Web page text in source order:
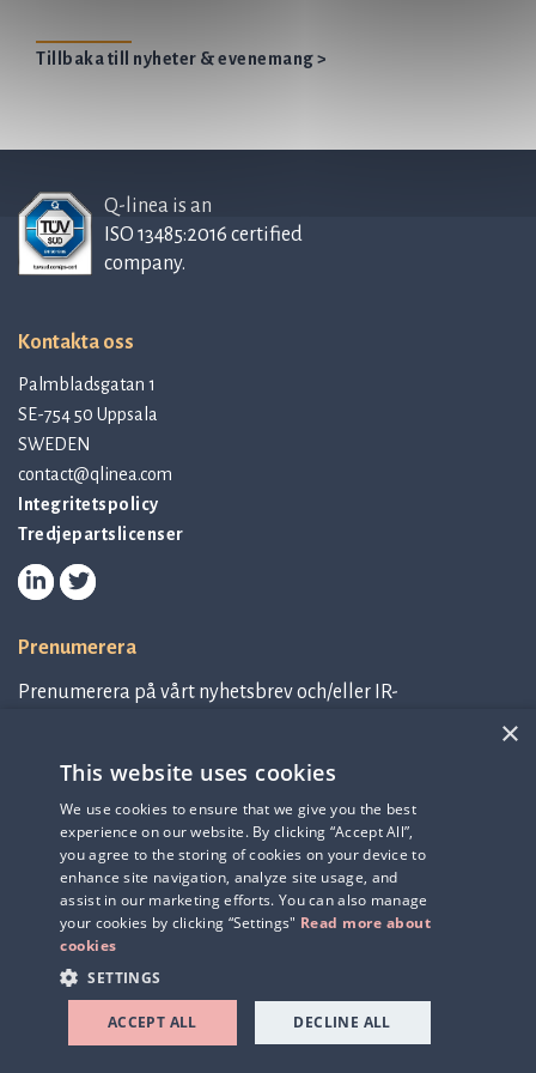
Tillbaka till nyheter & evenemang >
Q-linea is an
ISO 13485:2016 certified
company.
Kontakta oss
Palmbladsgatan 1
SE-754 50 Uppsala
SWEDEN
contact@qlinea.com
Integritetspolicy
Tredjepartslicenser
Prenumerera
Prenumerera på vårt nyhetsbrev och/eller IR-
Prenumerera på nyhetsbrev
IR-related information
×
This website uses cookies
We use cookies to ensure that we give you the best
experience on our website. By clicking “Accept All”,
you agree to the storing of cookies on your device to
enhance site navigation, analyze site usage, and
assist in our marketing efforts. You can also manage
your cookies by clicking “Settings" Read more about
cookies
SETTINGS
ACCEPT ALL DECLINE ALL